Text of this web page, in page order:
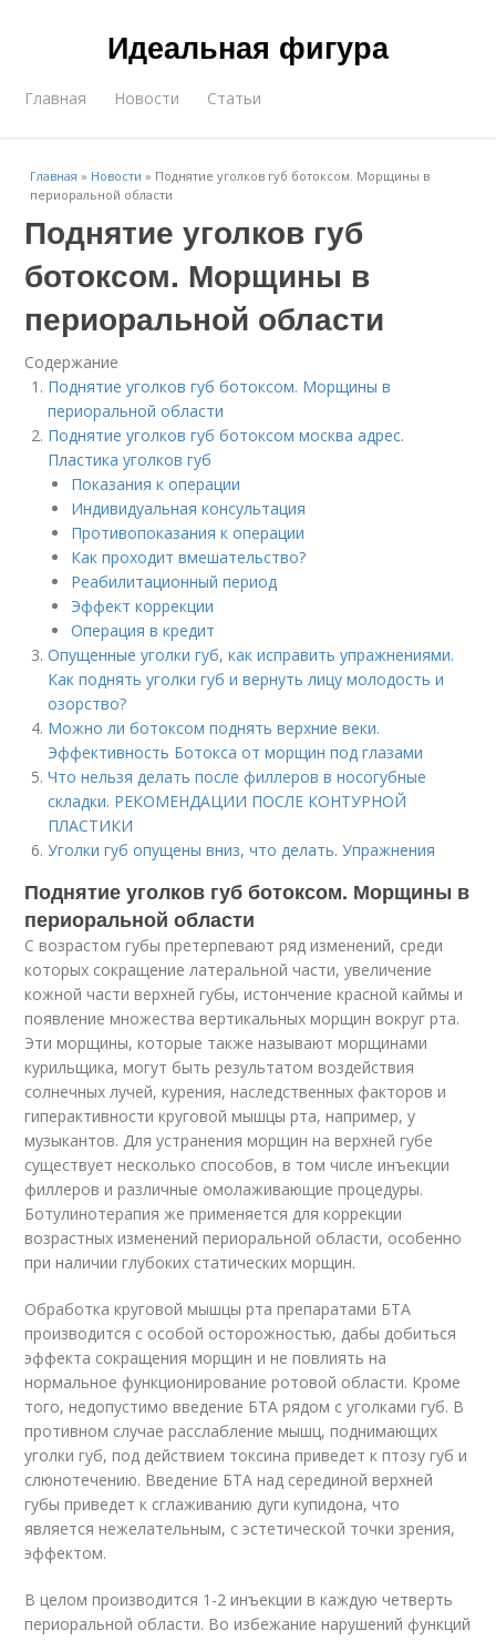
Идеальная фигура
Главная Новости Статьи
Главная » Новости » Поднятие уголков губ ботоксом. Морщины в
периоральной области
Поднятие уголков губ
ботоксом. Морщины в
периоральной области
Содержание
Поднятие уголков губ ботоксом. Морщины в
периоральной области
Поднятие уголков губ ботоксом москва адрес.
Пластика уголков губ
Показания к операции
Индивидуальная консультация
Противопоказания к операции
Как проходит вмешательство?
Реабилитационный период
Эффект коррекции
Операция в кредит
Опущенные уголки губ, как исправить упражнениями.
Как поднять уголки губ и вернуть лицу молодость и
озорство?
Можно ли ботоксом поднять верхние веки.
Эффективность Ботокса от морщин под глазами
Что нельзя делать после филлеров в носогубные
складки. РЕКОМЕНДАЦИИ ПОСЛЕ КОНТУРНОЙ
ПЛАСТИКИ
Уголки губ опущены вниз, что делать. Упражнения
Поднятие уголков губ ботоксом. Морщины в
периоральной области
С возрастом губы претерпевают ряд изменений, среди
которых сокращение латеральной части, увеличение
кожной части верхней губы, истончение красной каймы и
появление множества вертикальных морщин вокруг рта.
Эти морщины, которые также называют морщинами
курильщика, могут быть результатом воздействия
солнечных лучей, курения, наследственных факторов и
гиперактивности круговой мышцы рта, например, у
музыкантов. Для устранения морщин на верхней губе
существует несколько способов, в том числе инъекции
филлеров и различные омолаживающие процедуры.
Ботулинотерапия же применяется для коррекции
возрастных изменений периоральной области, особенно
при наличии глубоких статических морщин.
Обработка круговой мышцы рта препаратами БТА
производится с особой осторожностью, дабы добиться
эффекта сокращения морщин и не повлиять на
нормальное функционирование ротовой области. Кроме
того, недопустимо введение БТА рядом с уголками губ. В
противном случае расслабление мышц, поднимающих
уголки губ, под действием токсина приведет к птозу губ и
слюнотечению. Введение БТА над серединой верхней
губы приведет к сглаживанию дуги купидона, что
является нежелательным, с эстетической точки зрения,
эффектом.
В целом производится 1-2 инъекции в каждую четверть
периоральной области. Во избежание нарушений функций